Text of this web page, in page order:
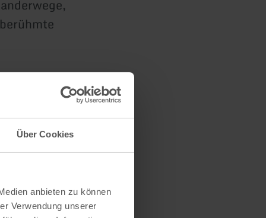
Über Cookies
anbieten zu können
Verwendung unserer
Blick